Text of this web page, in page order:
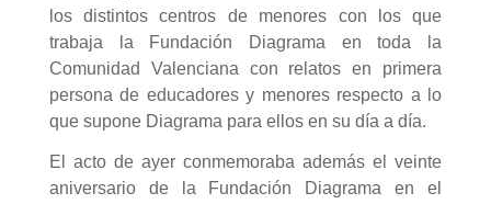
los distintos centros de menores con los que
trabaja la Fundación Diagrama en toda la
Comunidad Valenciana con relatos en primera
persona de educadores y menores respecto a lo
que supone Diagrama para ellos en su día a día.
El acto de ayer conmemoraba además el veinte
aniversario de la Fundación Diagrama en el